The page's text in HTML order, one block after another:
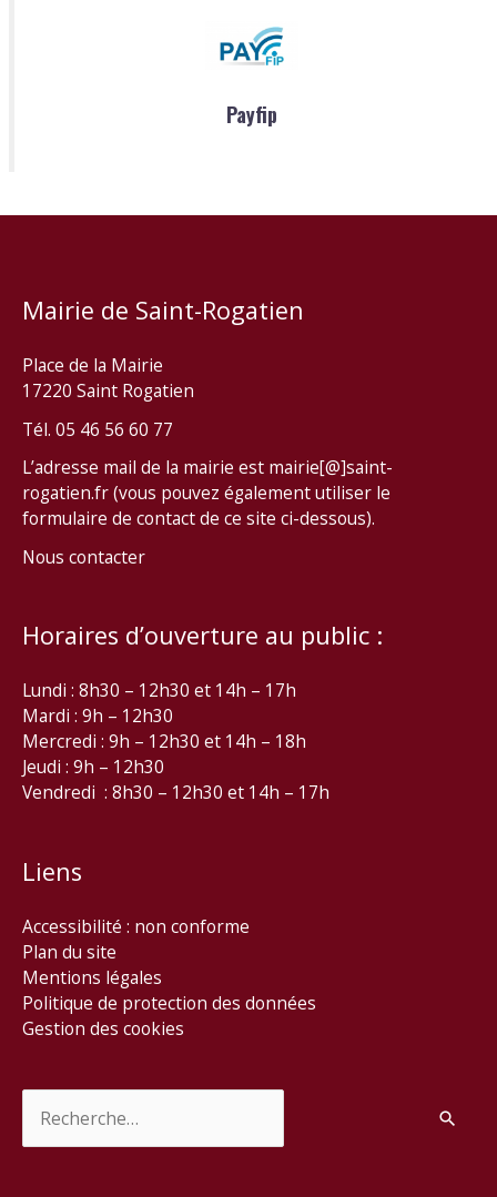
Payfip
Mairie de Saint-Rogatien
Place de la Mairie
17220 Saint Rogatien
Tél. 05 46 56 60 77
L’adresse mail de la mairie est mairie[@]saint-
rogatien.fr (vous pouvez également utiliser le
formulaire de contact de ce site ci-dessous).
Nous contacter
Horaires d’ouverture au public :
Lundi : 8h30 – 12h30 et 14h – 17h
Mardi : 9h – 12h30
Mercredi : 9h – 12h30 et 14h – 18h
Jeudi : 9h – 12h30
Vendredi : 8h30 – 12h30 et 14h – 17h
Liens
Accessibilité : non conforme
Plan du site
Mentions légales
Politique de protection des données
Gestion des cookies